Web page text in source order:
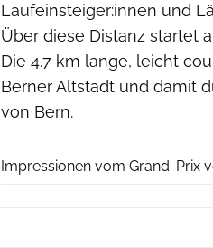
Laufeinsteiger:innen und
Über diese Distanz startet
Die 4.7 km lange, leicht
Berner Altstadt und damit
von Bern.
Impressionen vom Grand-Prix